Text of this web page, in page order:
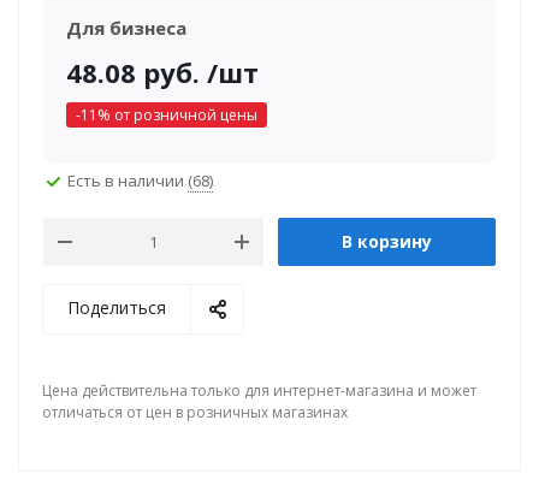
Для бизнеса
48.08 руб. /шт
-11 % от розничной цены
Есть в наличии (68)
В корзину
Поделиться
Цена действительна только для интернет-магазина и может
отличаться от цен в розничных магазинах